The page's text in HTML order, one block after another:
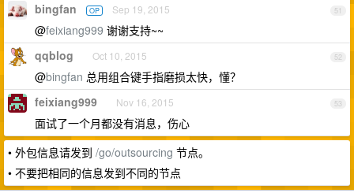
51
bingfan OP Sep 19, 2015
@feixiang999 谢谢支持~~
52
qqblog Oct 10, 2015
@bingfan 总用组合键手指磨损太快，懂？
53
feixiang999 Nov 16, 2015
面试了一个月都没有消息，伤心
• 外包信息请发到 /go/outsourcing 节点。
• 不要把相同的信息发到不同的节点